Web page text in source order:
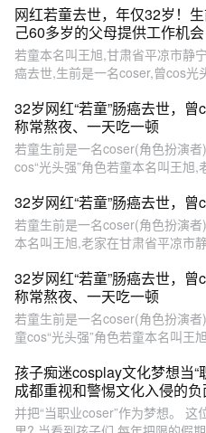
网红若童去世，年仅32岁！
己60多岁的父母提供工作机会
若童本名叫王旭,甘肃省平凉市静
癌去世,生前是一名coser,曾cos光
32岁网红“若童”肠癌去世，
称常熬夜、一天吃一顿
若童生前是一名coser(角色扮演
cos“光头强”角色若童本名叫王旭,
32岁网红“若童”肠癌去世，曾
若童生前是一名coser(角色扮演
本名叫王旭,老家在甘肃省平凉市
32岁网红“若童”肠癌去世，
称常熬夜、一天吃一顿
若童生前是一名coser(角色扮演
童cos“光头强”角色若童本名叫王
孩子痴迷cosplay文化梦想当“
成都重视和警惕文化入侵的
并把“当职业coser”作为梦想。